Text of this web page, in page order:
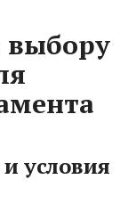
выбору
условия